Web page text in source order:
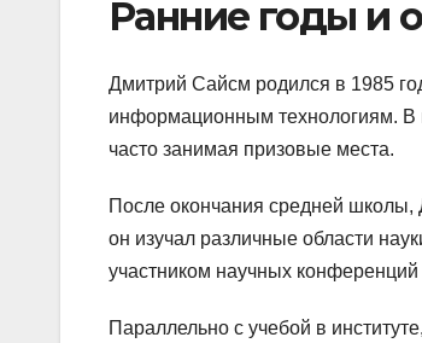
Ранние годы и
Дмитрий Сайсм родился в 1985
информационным технологиям. В
часто занимая призовые места.
После окончания средней школы,
он изучал различные области
участником научных
Параллельно с учебой в